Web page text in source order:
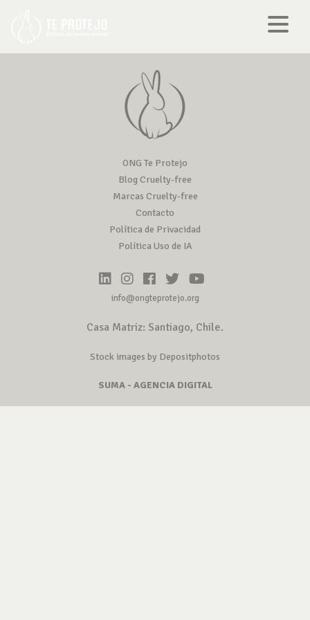
ONG Te Protejo
Blog Cruelty-free
Marcas Cruelty-free
Contacto
Política de Privacidad
Política Uso de IA
info@ongteprotejo.org
Casa Matriz: Santiago, Chile.
Stock images by Depositphotos
SUMA - AGENCIA DIGITAL